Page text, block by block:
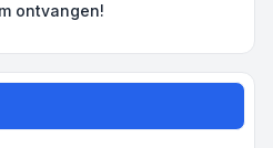
ontvangen!